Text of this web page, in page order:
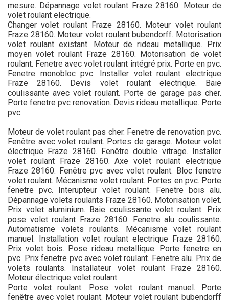
mesure. Dépannage volet roulant Fraze 28160. Moteur de
volet roulant electrique.
Changer volet roulant Fraze 28160. Moteur volet roulant
Fraze 28160. Moteur volet roulant bubendorff. Motorisation
volet roulant existant. Moteur de rideau metallique. Prix
moyen volet roulant Fraze 28160. Motorisation de volet
roulant. Fenetre avec volet roulant intégré prix. Porte en pvc.
Fenetre monobloc pvc. Installer volet roulant electrique
Fraze 28160. Devis volet roulant electrique. Baie
coulissante avec volet roulant. Porte de garage pas cher.
Porte fenetre pvc renovation. Devis rideau metallique. Porte
pvc.
Moteur de volet roulant pas cher. Fenetre de renovation pvc.
Fenêtre avec volet roulant. Portes de garage. Moteur volet
électrique Fraze 28160. Fenêtre double vitrage. Installer
volet roulant Fraze 28160. Axe volet roulant electrique
Fraze 28160. Fenêtre pvc avec volet roulant. Bloc fenetre
volet roulant. Mécanisme volet roulant. Portes en pvc. Porte
fenetre pvc. Interupteur volet roulant. Fenetre bois alu.
Dépannage volets roulants Fraze 28160. Motorisation volet.
Prix volet aluminium. Baie coulissante volet roulant. Prix
pose volet roulant Fraze 28160. Fenetre alu coulissante.
Automatisme volets roulants. Mécanisme volet roulant
manuel. Installation volet roulant electrique Fraze 28160.
Prix volet bois. Pose rideau metallique. Porte fenetre en
pvc. Prix fenetre pvc avec volet roulant. Fenetre alu. Prix de
volets roulants. Installateur volet roulant Fraze 28160.
Moteur électrique volet roulant.
Porte volet roulant. Pose volet roulant manuel. Porte
fenêtre avec volet roulant. Moteur volet roulant bubendorff